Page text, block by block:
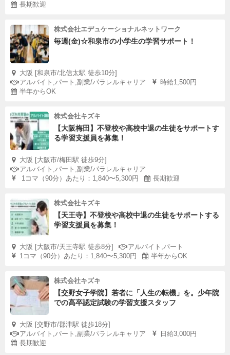
長期歓迎
株式会社エデュケーショナルネットワーク
毎週(金)☆和泉市の小学生の学習サポート！
大阪 [和泉市/北信太駅 徒歩10分]
アルバイト,パート,副業/パラレルキャリア
時給1,500円
半年からOK
株式会社キズキ
【大阪梅田】不登校や高校中退の生徒をサポートす
る学習支援員を募集！
大阪 [大阪市/梅田駅 徒歩9分]
アルバイト,パート,副業/パラレルキャリア
1コマ（90分）あたり：1,840〜5,300円
長期歓迎
株式会社キズキ
【天王寺】不登校や高校中退の生徒をサポートする
学習支援員を募集！
大阪 [大阪市/天王寺駅 徒歩8分]
アルバイト,パート
1コマ（90分）あたり：1,840〜5,300円
半年からOK
株式会社キズキ
【交野女子学院】若者に「人生の転機」を。少年院
での高卒認定試験の学習支援スタッフ
大阪 [交野市/郡津駅 徒歩18分]
アルバイト,パート,副業/パラレルキャリア
日給3,000円
長期歓迎